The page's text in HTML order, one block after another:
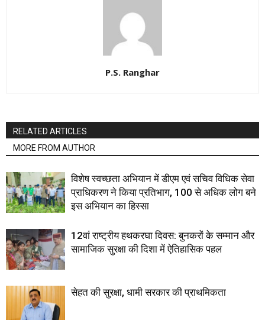
P.S. Ranghar
RELATED ARTICLES
MORE FROM AUTHOR
विशेष स्वच्छता अभियान में डीएम एवं सचिव विधिक सेवा
प्राधिकरण ने किया प्रतिभाग, 100 से अधिक लोग बने
इस अभियान का हिस्सा
12वां राष्ट्रीय हथकरघा दिवस: बुनकरों के सम्मान और
सामाजिक सुरक्षा की दिशा में ऐतिहासिक पहल
सेहत की सुरक्षा, धामी सरकार की प्राथमिकता